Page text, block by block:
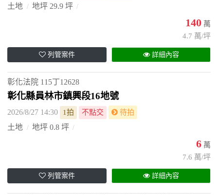
土地 地坪 29.9 坪
140 萬
4.7 萬/坪
列管案件 詳細內容
彰化法院 115丁12628
彰化縣員林市鎮興段16地號
2026/8/27 14:30 1拍 不點交 待拍
土地 地坪 0.8 坪
6 萬
7.6 萬/坪
列管案件 詳細內容